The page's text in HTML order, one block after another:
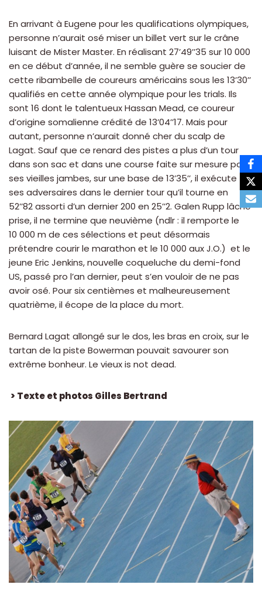
En arrivant à Eugene pour les qualifications olympiques,
personne n’aurait osé miser un billet vert sur le crâne
luisant de Mister Master. En réalisant 27’49’’35 sur 10 000
en ce début d’année, il ne semble guère se soucier de
cette ribambelle de coureurs américains sous les 13’30’’
qualifiés en cette année olympique pour les trials. Ils
sont 16 dont le talentueux Hassan Mead, ce coureur
d’origine somalienne crédité de 13’04’’17. Mais pour
autant, personne n’aurait donné cher du scalp de
Lagat. Sauf que ce renard des pistes a plus d’un tour
dans son sac et dans une course faite sur mesure pour
ses vieilles jambes, sur une base de 13’35’’, il exécute
ses adversaires dans le dernier tour qu’il tourne en
52’’82 assorti d’un dernier 200 en 25’’2. Galen Rupp lâche
prise, il ne termine que neuvième (ndlr : il remporte le
10 000 m de ces sélections et peut désormais
prétendre courir le marathon et le 10 000 aux J.O.) et le
jeune Eric Jenkins, nouvelle coqueluche du demi-fond
US, passé pro l’an dernier, peut s’en vouloir de ne pas
avoir osé. Pour six centièmes et malheureusement
quatrième, il écope de la place du mort.
Bernard Lagat allongé sur le dos, les bras en croix, sur le
tartan de la piste Bowerman pouvait savourer son
extrême bonheur. Le vieux is not dead.
> Texte et photos Gilles Bertrand